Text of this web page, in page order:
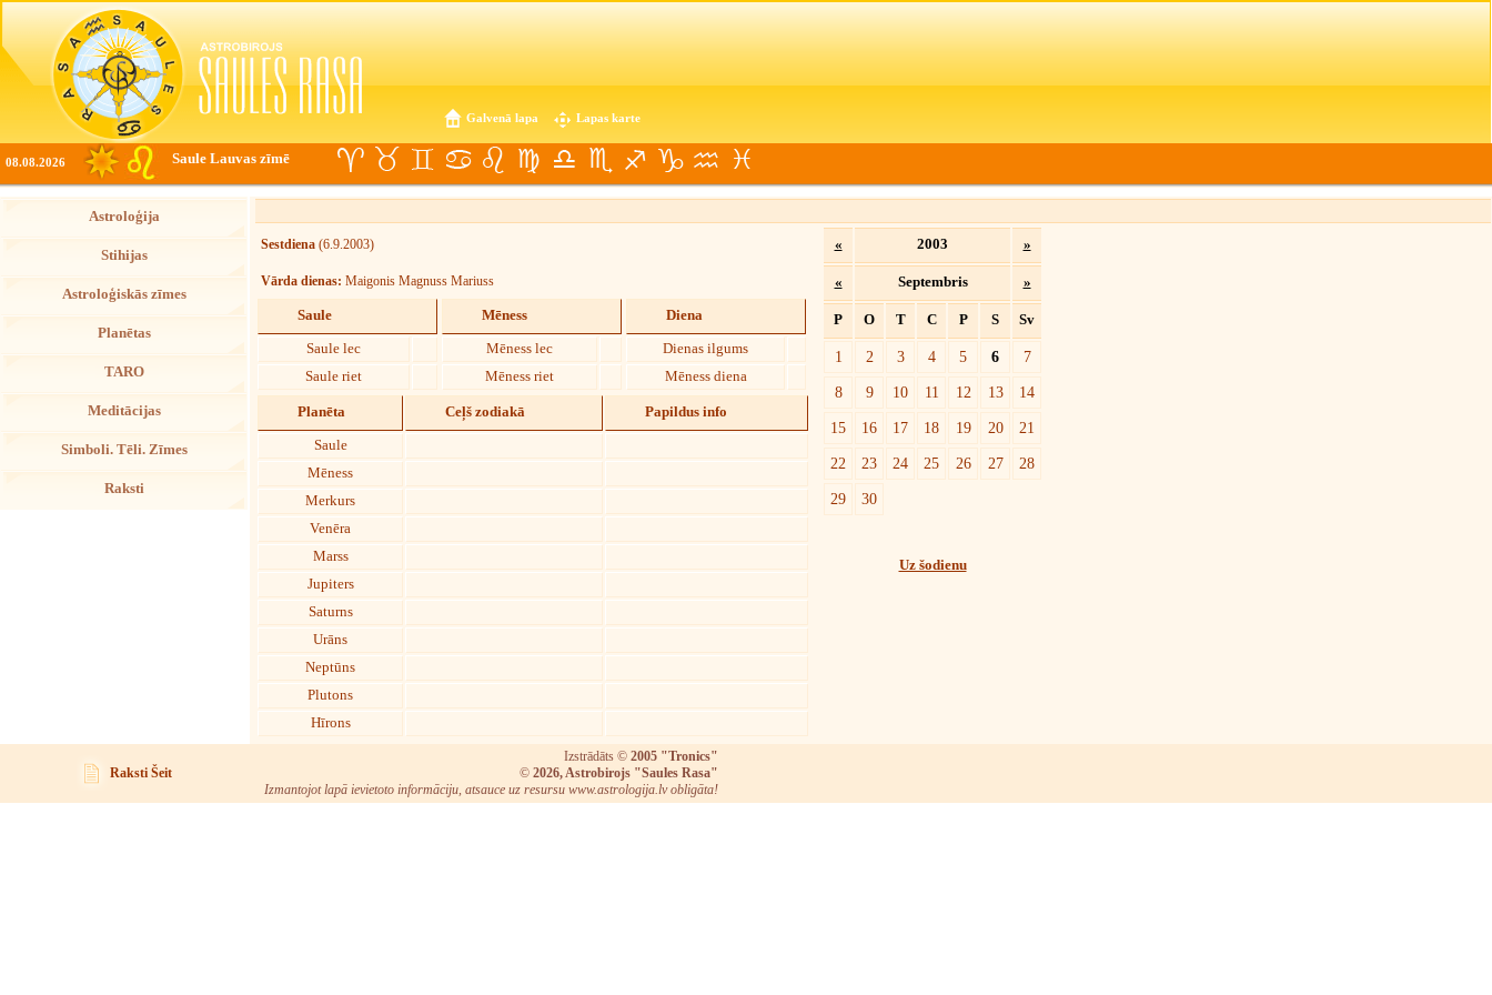
Galvenā lapa Lapas karte
08.08.2026 Saule Lauvas zīmē
Astroloģija
Stihijas
Astroloģiskās zīmes
Planētas
TARO
Meditācijas
Simboli. Tēli. Zīmes
Raksti
Sestdiena (6.9.2003)
Vārda dienas: Maigonis Magnuss Mariuss
Saule
Saule lec
Saule riet
Mēness
Mēness lec
Mēness riet
Diena
Dienas ilgums
Mēness diena
Planēta Ceļš zodiakā Papildus info
Saule
Mēness
Merkurs
Venēra
Marss
Jupiters
Saturns
Urāns
Neptūns
Plutons
Hīrons
« 2003 »
« Septembris »
P O T C P S Sv
1 2 3 4 5 6
7
8
9 10 11 12 13
14
15
16 17 18 19 20
21
22
23 24 25 26 27
28
29
30
Uz šodienu
Raksti Šeit
Izstrādāts © 2005 "Tronics"
© 2026, Astrobirojs "Saules Rasa"
Izmantojot lapā ievietoto informāciju, atsauce uz resursu www.astrologija.lv obligāta!